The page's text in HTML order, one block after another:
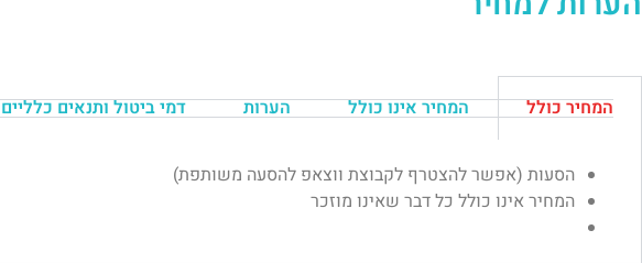
המחיר כולל המחיר אינו כולל הערות דמי ביטול ותנאים כלליים
הסעות (אפשר להצטרף לקבוצת ווצאפ להסעה משותפת)
המחיר אינו כולל כל דבר שאינו מוזכר